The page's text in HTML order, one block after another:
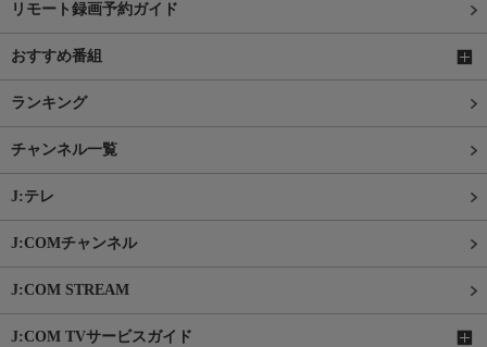
リモート録画予約ガイド
おすすめ番組
ランキング
チャンネル一覧
J:テレ
J:COMチャンネル
J:COM STREAM
J:COM TVサービスガイド